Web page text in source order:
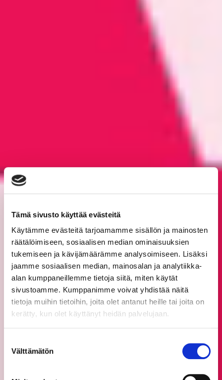
Tämä sivusto käyttää evästeitä
Käytämme evästeitä tarjoamamme sisällön ja mainosten
räätälöimiseen, sosiaalisen median ominaisuuksien
tukemiseen ja kävijämäärämme analysoimiseen. Lisäksi
jaamme sosiaalisen median, mainosalan ja analytiikka-
alan kumppaneillemme tietoja siitä, miten käytät
sivustoamme. Kumppanimme voivat yhdistää näitä
tietoja muihin tietoihin, joita olet antanut heille tai joita on
kerätty, kun olet käyttänyt heidän palvelujaan.
valinta
Välttämätön